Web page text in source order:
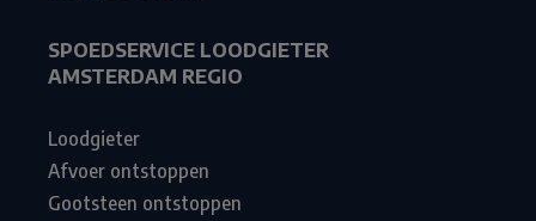
SPOEDSERVICE LOODGIETER
AMSTERDAM REGIO
Loodgieter
Afvoer ontstoppen
Gootsteen ontstoppen